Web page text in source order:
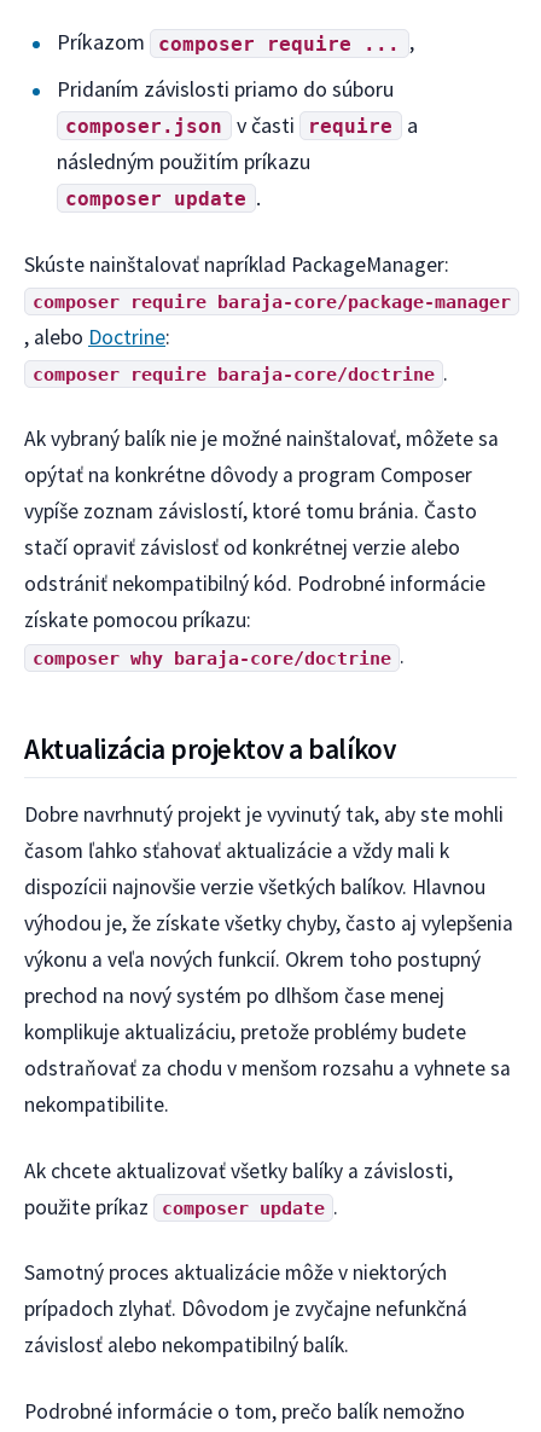
Príkazom composer require ... ,
Pridaním závislosti priamo do súboru
composer.json v časti require
a
následným použitím príkazu
composer update .
Skúste nainštalovať napríklad PackageManager:
composer require baraja-core/package-manager
, alebo Doctrine:
composer require baraja-core/doctrine .
Ak vybraný balík nie je možné nainštalovať, môžete sa
opýtať na konkrétne dôvody a program Composer
vypíše zoznam závislostí, ktoré tomu bránia. Často
stačí opraviť závislosť od konkrétnej verzie alebo
odstrániť nekompatibilný kód. Podrobné informácie
získate pomocou príkazu:
composer why baraja-core/doctrine .
Aktualizácia projektov a balíkov
Dobre navrhnutý projekt je vyvinutý tak, aby ste mohli
časom ľahko sťahovať aktualizácie a vždy mali k
dispozícii najnovšie verzie všetkých balíkov. Hlavnou
výhodou je, že získate všetky chyby, často aj vylepšenia
výkonu a veľa nových funkcií. Okrem toho postupný
prechod na nový systém po dlhšom čase menej
komplikuje aktualizáciu, pretože problémy budete
odstraňovať za chodu v menšom rozsahu a vyhnete sa
nekompatibilite.
Ak chcete aktualizovať všetky balíky a závislosti,
použite príkaz
composer update .
Samotný proces aktualizácie môže v niektorých
prípadoch zlyhať. Dôvodom je zvyčajne nefunkčná
závislosť alebo nekompatibilný balík.
Podrobné informácie o tom, prečo balík nemožno